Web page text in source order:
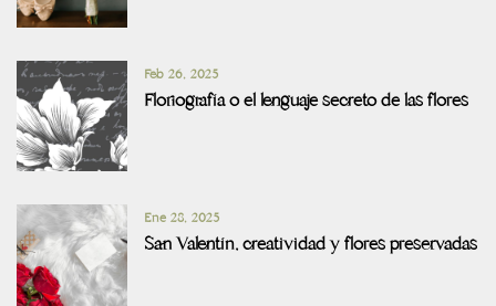
Feb 26, 2025
Floriografía o el lenguaje secreto de las flores
Ene 28, 2025
San Valentín, creatividad y flores preservadas